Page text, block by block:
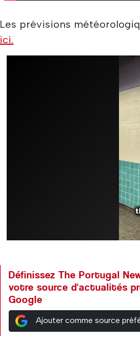
Les prévisions
ici.
Définissez The Portugal
votre source d'actualités
Google
Ajouter comme source